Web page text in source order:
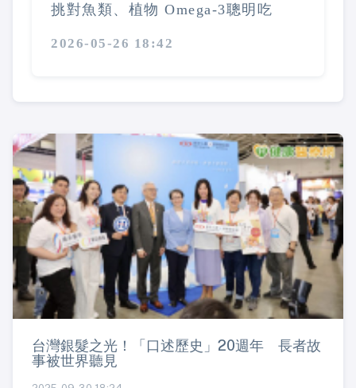
挑對魚類、植物 Omega-3聰明吃
2026-05-26 18:42
台灣銀髮之光！「口述歷史」20週年 長者故
事被世界聽見